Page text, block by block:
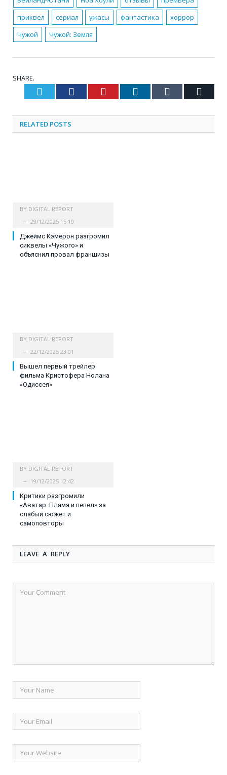
приквел
сериал ужасы фантастика
хоррор
Чужой
Чужой: Земля
SHARE.
Twitter Facebook Pinterest LinkedIn Tumblr
RELATED POSTS
BY DIGITAL REPORT
29/12/2025 15:10
Джеймс Кэмерон разгромил
сиквелы «Чужого» и
объяснил провал франшизы
BY DIGITAL REPORT
22/12/2025 23:01
Вышел первый трейлер
фильма Кристофера Нолана
«Одиссея»
BY DIGITAL REPORT
19/12/2025 12:42
Критики разгромили
«Аватар: Пламя и пепел» за
слабый сюжет и
самоповторы
LEAVE A REPLY